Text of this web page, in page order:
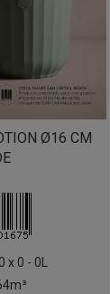
Ø16 CM
x 0 - 0L